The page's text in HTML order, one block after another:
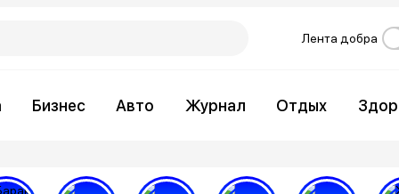
Лента добра
Бизнес Авто Журнал Отдых